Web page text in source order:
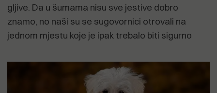
gljive. Da u šumama nisu sve jestive dobro
znamo, no naši su se sugovornici otrovali na
jednom mjestu koje je ipak trebalo biti sigurno